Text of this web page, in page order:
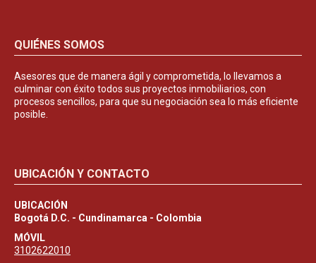
QUIÉNES SOMOS
Asesores que de manera ágil y comprometida, lo llevamos a
culminar con éxito todos sus proyectos inmobiliarios, con
procesos sencillos, para que su negociación sea lo más eficiente
posible.
UBICACIÓN Y CONTACTO
UBICACIÓN
Bogotá D.C. - Cundinamarca - Colombia
MÓVIL
3102622010